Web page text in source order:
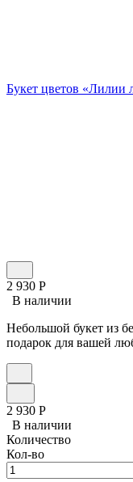
Букет цветов «Лилии
2 930 Р
В наличии
Небольшой букет из
подарок для вашей
2 930 Р
В наличии
Количество
Кол-во